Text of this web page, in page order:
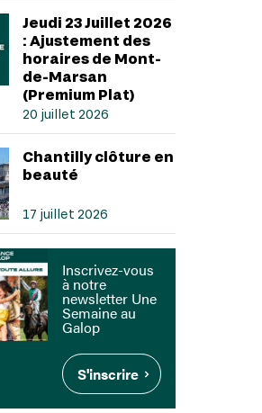
Jeudi 23 Juillet 2026
: Ajustement des
horaires de Mont-
de-Marsan
(Premium Plat)
20 juillet 2026
Chantilly clôture en
beauté
17 juillet 2026
Inscrivez-vous
à notre
newsletter Une
Semaine au
Galop
S'inscrire